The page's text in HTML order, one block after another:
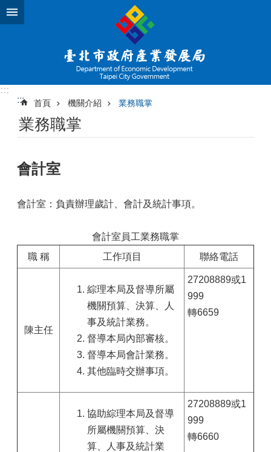
跳到主要內容區塊
:::
:::
首頁 機關介紹 業務職掌
業務職掌
會計室
會計室：負責辦理歲計、會計及統計事項。
職 稱 工作項目 聯絡電話
會計室員工業務職掌
陳主任
綜理本局及督導所屬
機關預算、決算、人
事及統計業務。
督導本局內部審核。
督導本局會計業務。
其他臨時交辦事項。
27208889或1
999
轉6659
協助綜理本局及督導
所屬機關預算、決
算、人事及統計業
27208889或1
999
轉6660